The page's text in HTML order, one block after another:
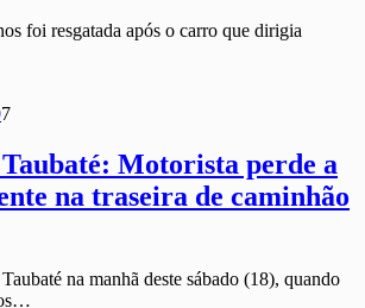
foi resgatada após o carro que dirigia
7
Motorista perde a
na traseira de caminhão
na manhã deste sábado (18), quando